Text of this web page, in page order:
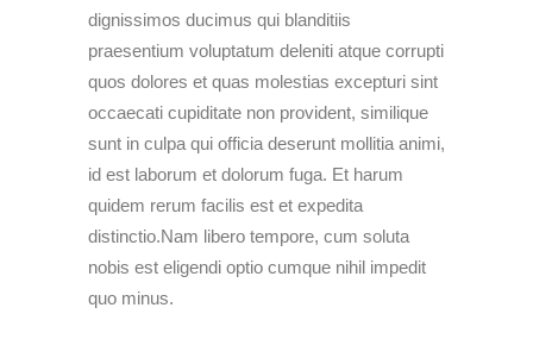
dignissimos ducimus qui blanditiis
praesentium voluptatum deleniti atque corrupti
quos dolores et quas molestias excepturi sint
occaecati cupiditate non provident, similique
sunt in culpa qui officia deserunt mollitia animi,
id est laborum et dolorum fuga. Et harum
quidem rerum facilis est et expedita
distinctio.Nam libero tempore, cum soluta
nobis est eligendi optio cumque nihil impedit
quo minus.